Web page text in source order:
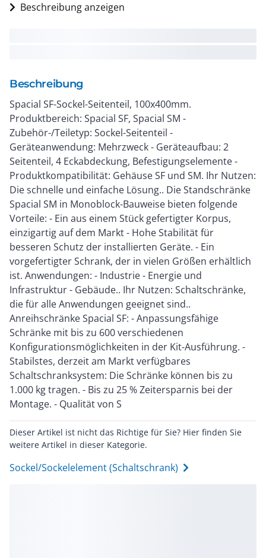
Beschreibung anzeigen
Beschreibung
Spacial SF-Sockel-Seitenteil, 100x400mm.
Produktbereich: Spacial SF, Spacial SM -
Zubehör-/Teiletyp: Sockel-Seitenteil -
Geräteanwendung: Mehrzweck - Geräteaufbau: 2
Seitenteil, 4 Eckabdeckung, Befestigungselemente -
Produktkompatibilität: Gehäuse SF und SM. Ihr Nutzen:
Die schnelle und einfache Lösung.. Die Standschränke
Spacial SM in Monoblock-Bauweise bieten folgende
Vorteile: - Ein aus einem Stück gefertigter Korpus,
einzigartig auf dem Markt - Hohe Stabilität für
besseren Schutz der installierten Geräte. - Ein
vorgefertigter Schrank, der in vielen Größen erhältlich
ist. Anwendungen: - Industrie - Energie und
Infrastruktur - Gebäude.. Ihr Nutzen: Schaltschränke,
die für alle Anwendungen geeignet sind..
Anreihschränke Spacial SF: - Anpassungsfähige
Schränke mit bis zu 600 verschiedenen
Konfigurationsmöglichkeiten in der Kit-Ausführung. -
Stabilstes, derzeit am Markt verfügbares
Schaltschranksystem: Die Schränke können bis zu
1.000 kg tragen. - Bis zu 25 % Zeitersparnis bei der
Montage. - Qualität von S
Dieser Artikel ist nicht das Richtige für Sie? Hier finden Sie
weitere Artikel in dieser Kategorie.
Sockel/Sockelelement (Schaltschrank)